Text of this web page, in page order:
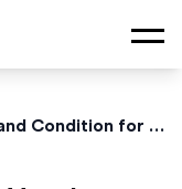
Term and Condition for Voucher Anniversary warm up